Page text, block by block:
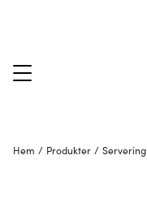
Hem / Produkter / Servering